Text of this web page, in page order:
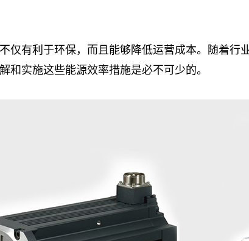
仅有利于环保，而且能够降低运营成本。随着
实施这些能源效率措施是必不可少的。